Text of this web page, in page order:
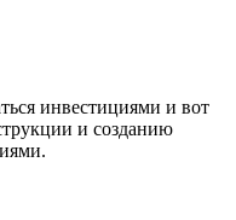
инвестициями и вот
и созданию